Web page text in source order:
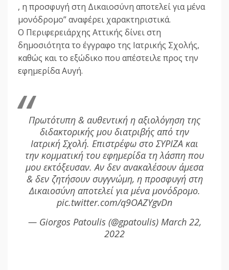
, η προσφυγή στη Δικαιοσύνη αποτελεί για μένα
μονόδρομο” αναφέρει χαρακτηριστικά.
Ο Περιφερειάρχης Αττικής δίνει στη
δημοσιότητα το έγγραφο της Ιατρικής Σχολής,
καθώς και το εξώδικο που απέστειλε προς την
εφημερίδα Αυγή.
Πρωτότυπη & αυθεντική η αξιολόγηση της
διδακτορικής μου διατριβής από την
Ιατρική Σχολή. Επιστρέφω στο ΣΥΡΙΖΑ και
την κομματική του εφημερίδα τη λάσπη που
μου εκτόξευσαν. Αν δεν ανακαλέσουν άμεσα
& δεν ζητήσουν συγγνώμη, η προσφυγή στη
Δικαιοσύνη αποτελεί για μένα μονόδρομο.
pic.twitter.com/q9OAZYgvDn
— Giorgos Patoulis (@gpatoulis) March 22,
2022